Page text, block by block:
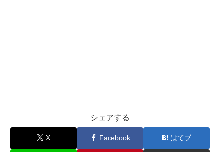
シェアする
X Facebook はてブ